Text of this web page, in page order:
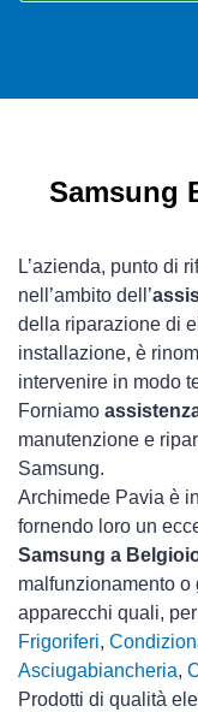
Samsung
L’azienda, punto di
nell’ambito dell’
della riparazione di
installazione, è
intervenire in modo
Forniamo
manutenzione e
Samsung.
Archimede Pavia è
fornendo loro un
Samsung a
malfunzionamento o
apparecchi quali,
Frigoriferi,
Asciugabiancheria,
Prodotti di qualità